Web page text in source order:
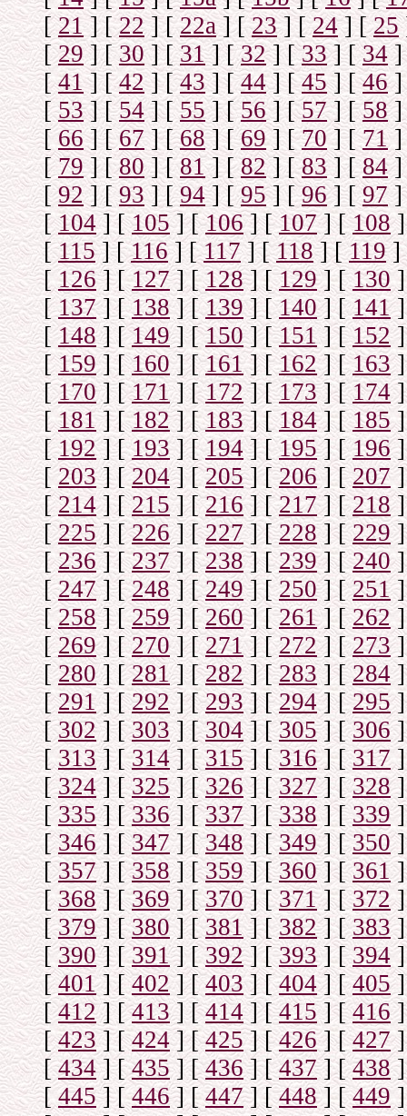
[21] [22] [22a] [23] [24] [25
[29] [30] [31] [32] [33] [34]
[41] [42] [43] [44] [45] [46]
[53] [54] [55] [56] [57] [58]
[66] [67] [68] [69] [70] [71]
[79] [80] [81] [82] [83] [84]
[92] [93] [94] [95] [96] [97]
[104] [105] [106] [107] [108]
[115] [116] [117] [118] [119]
[ 126] [127] [128] [129] [130]
[137] [138] [139] [140] [141]
[148] [149] [150] [151] [ 152]
[159] [160] [161] [162] [163]
[170] [171] [172] [173] [174]
[181] [182] [183] [184] [185]
[192] [193] [194] [195] [196]
[203] [204] [205] [206] [ 207]
[214] [215] [216] [217] [218]
[225] [226] [227] [228] [229]
[236] [237] [238] [239] [240]
[247] [248] [249] [250] [251]
[258] [259] [260] [261] [262]
[269] [270] [ 271] [272] [273]
[280] [281] [282] [283] [284]
[291] [292] [293] [294] [295]
[302] [303] [304] [305] [306]
[313] [314] [315] [316] [317]
[324] [325] [326] [327] [328]
[335] [336] [337] [338] [339]
[346] [347] [348] [349] [350]
[357] [358] [359] [360] [361]
[368] [369] [370] [371] [372]
[379] [380] [381] [382] [383]
[390] [391] [392] [393] [394]
[401] [402] [403] [404] [405]
[412] [413] [414] [415] [416]
[423] [424] [425] [426] [427]
[434] [435] [436] [437] [438]
[ 445] [446] [447] [448] [449]